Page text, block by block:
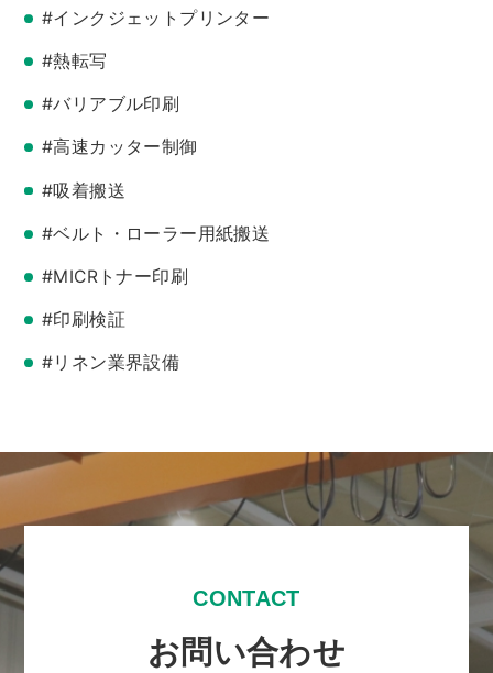
#インクジェットプリンター
#熱転写
#バリアブル印刷
#高速カッター制御
#吸着搬送
#ベルト・ローラー用紙搬送
#MICRトナー印刷
#印刷検証
#リネン業界設備
CONTACT
お問い合わせ